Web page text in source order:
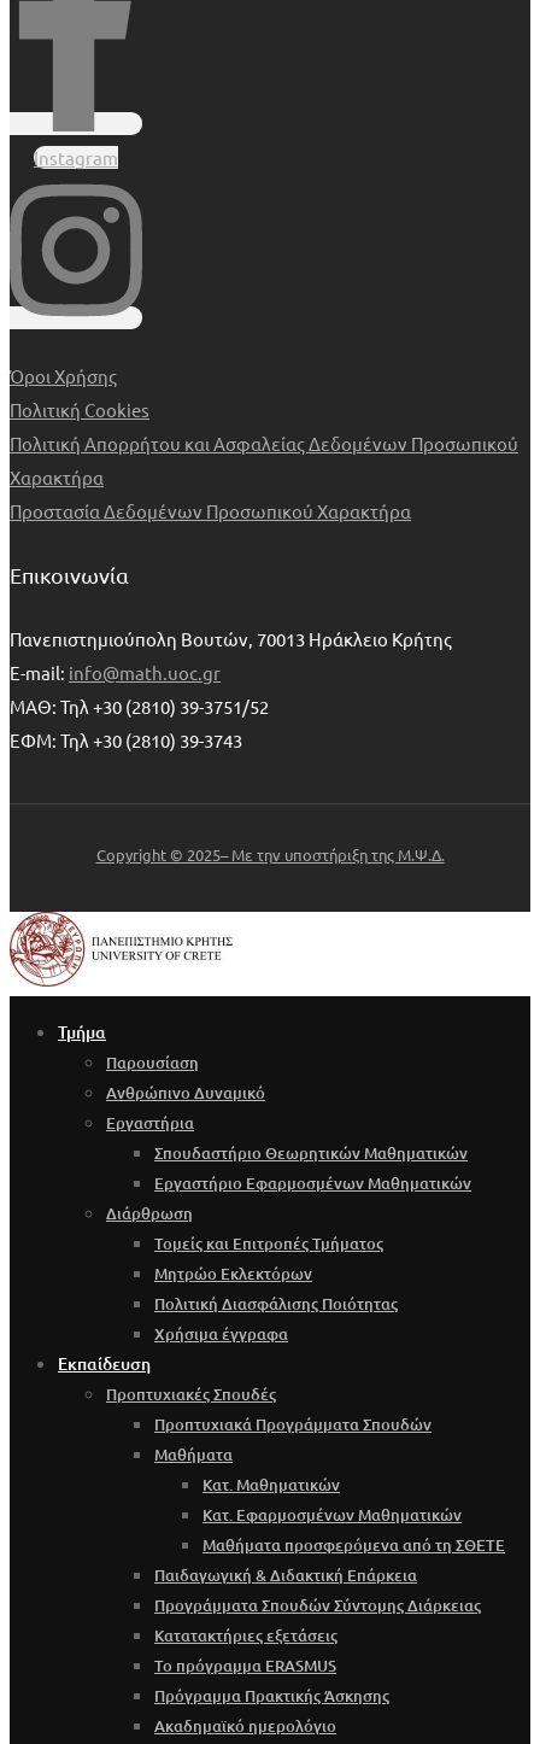
Instagram
Όροι Χρήσης
Πολιτική Cookies
Πολιτική Απορρήτου και Ασφαλείας Δεδομένων Προσωπικού
Χαρακτήρα
Προστασία Δεδομένων Προσωπικού Χαρακτήρα
Επικοινωνία
Πανεπιστημιούπολη Βουτών, 70013 Ηράκλειο Κρήτης
E-mail: info@math.uoc.gr
ΜΑΘ: Τηλ +30 (2810) 39-3751/52
ΕΦΜ: Τηλ +30 (2810) 39-3743
Copyright © 2025– Με την υποστήριξη της Μ.Ψ.Δ.
Τμήμα
Παρουσίαση
Ανθρώπινο Δυναμικό
Εργαστήρια
Σπουδαστήριο Θεωρητικών Μαθηματικών
Εργαστήριο Εφαρμοσμένων Μαθηματικών
Διάρθρωση
Τομείς και Επιτροπές Τμήματος
Μητρώο Εκλεκτόρων
Πολιτική Διασφάλισης Ποιότητας
Χρήσιμα έγγραφα
Εκπαίδευση
Προπτυχιακές Σπουδές
Προπτυχιακά Προγράμματα Σπουδών
Μαθήματα
Κατ. Μαθηματικών
Κατ. Εφαρμοσμένων Μαθηματικών
Μαθήματα προσφερόμενα από τη ΣΘΕΤΕ
Παιδαγωγική & Διδακτική Επάρκεια
Προγράμματα Σπουδών Σύντομης Διάρκειας
Κατατακτήριες εξετάσεις
Το πρόγραμμα ERASMUS
Πρόγραμμα Πρακτικής Άσκησης
Ακαδημαϊκό ημερολόγιο